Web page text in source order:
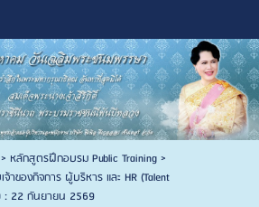
หลักสูตรฝึกอบรม Public Training>
ของกิจการ ผู้บริหาร และ HR (Talent
: 22 กันยายน 2569